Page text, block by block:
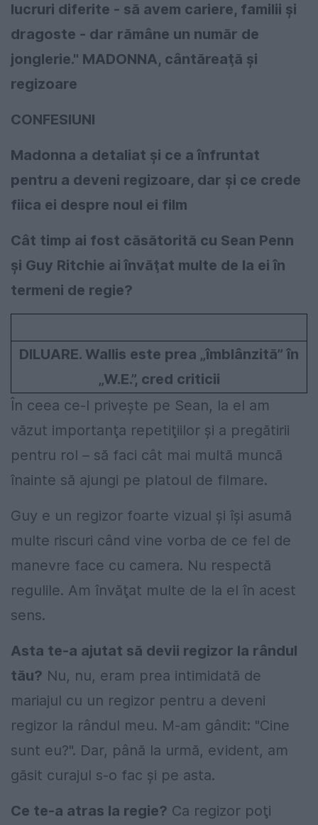
lucruri diferite - să avem cariere, familii şi
dragoste - dar rămâne un număr de
jonglerie." MADONNA, cântăreaţă şi
regizoare
CONFESIUNI
Madonna a detaliat şi ce a înfruntat
pentru a deveni regizoare, dar şi ce crede
fiica ei despre noul ei film
Cât timp ai fost căsătorită cu Sean Penn
şi Guy Ritchie ai învăţat multe de la ei în
termeni de regie?
DILUARE. Wallis este prea „îmblânzită” în
„W.E.”, cred criticii
În ceea ce-l priveşte pe Sean, la el am
văzut importanţa repetiţiilor şi a pregătirii
pentru rol – să faci cât mai multă muncă
înainte să ajungi pe platoul de filmare.
Guy e un regizor foarte vizual şi îşi asumă
multe riscuri când vine vorba de ce fel de
manevre face cu camera. Nu respectă
regulile. Am învăţat multe de la el în acest
sens.
Asta te-a ajutat să devii regizor la rândul
tău? Nu, nu, eram prea intimidată de
mariajul cu un regizor pentru a deveni
regizor la rândul meu. M-am gândit: "Cine
sunt eu?". Dar, până la urmă, evident, am
găsit curajul s-o fac şi pe asta.
Ce te-a atras la regie? Ca regizor poţi